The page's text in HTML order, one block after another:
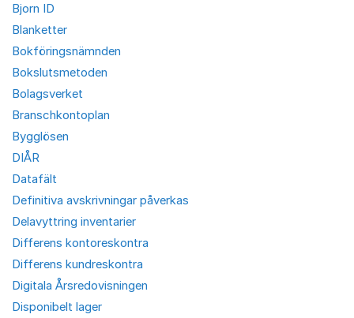
Bjorn ID
Blanketter
Bokföringsnämnden
Bokslutsmetoden
Bolagsverket
Branschkontoplan
Bygglösen
DIÅR
Datafält
Definitiva avskrivningar påverkas
Delavyttring inventarier
Differens kontoreskontra
Differens kundreskontra
Digitala Årsredovisningen
Disponibelt lager